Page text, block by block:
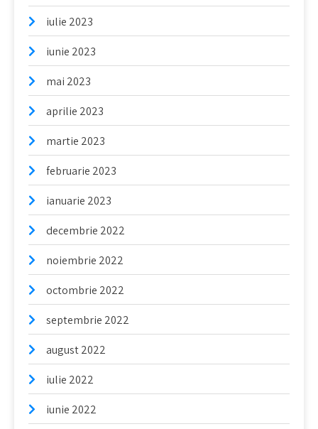
iulie 2023
iunie 2023
mai 2023
aprilie 2023
martie 2023
februarie 2023
ianuarie 2023
decembrie 2022
noiembrie 2022
octombrie 2022
septembrie 2022
august 2022
iulie 2022
iunie 2022